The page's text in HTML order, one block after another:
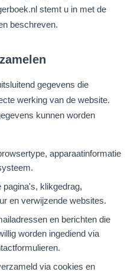
stemt u in met de
beschreven.
gegevens die
werking van de website.
kunnen worden
apparaatinformatie
pagina's, klikgedrag,
en verwijzende websites.
en berichten die
worden ingediend via
via cookies en